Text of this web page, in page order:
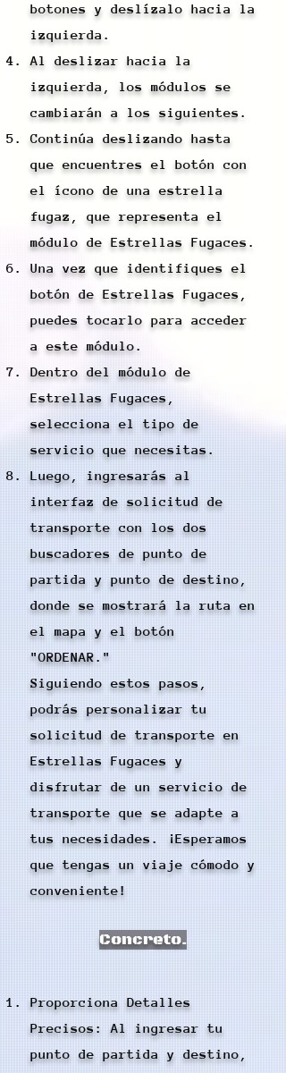
botones y deslízalo hacia la
izquierda.
Al deslizar hacia la
izquierda, los módulos se
cambiarán a los siguientes.
Continúa deslizando hasta
que encuentres el botón con
el ícono de una estrella
fugaz, que representa el
módulo de Estrellas Fugaces.
Una vez que identifiques el
botón de Estrellas Fugaces,
puedes tocarlo para acceder
a este módulo.
Dentro del módulo de
Estrellas Fugaces,
selecciona el tipo de
servicio que necesitas.
Luego, ingresarás al
interfaz de solicitud de
transporte con los dos
buscadores de punto de
partida y punto de destino,
donde se mostrará la ruta en
el mapa y el botón
"ORDENAR."
Siguiendo estos pasos,
podrás personalizar tu
solicitud de transporte en
Estrellas Fugaces y
disfrutar de un servicio de
transporte que se adapte a
tus necesidades. ¡Esperamos
que tengas un viaje cómodo y
conveniente!
Concreto.
Proporciona Detalles
Precisos: Al ingresar tu
punto de partida y destino,